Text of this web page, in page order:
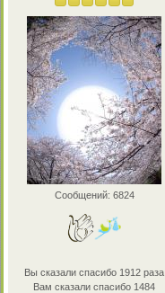
Сообщений: 6824
Вы сказали спасибо 1912 раза
Вам сказали спасибо 1484